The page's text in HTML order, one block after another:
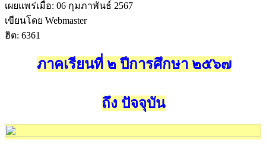
เผยแพร่เมื่อ: 06 กุมภาพันธ์ 2567
เขียนโดย Webmaster
ฮิต: 6361
ภาคเรียนที่ ๒ ปีการศึกษา ๒๕๖๗
ถึง ปัจจุบัน